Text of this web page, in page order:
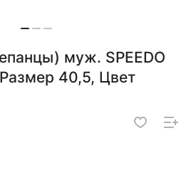
муж. SPEEDO
40,5, Цвет